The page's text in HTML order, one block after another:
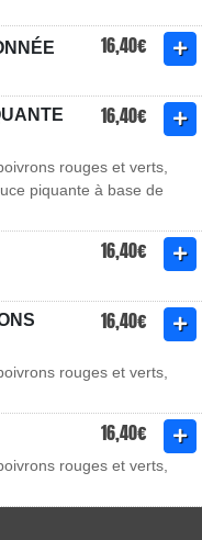
16,40€
16,40€
rouges et verts,
piquante à base de
16,40€
16,40€
rouges et verts,
16,40€
rouges et verts,